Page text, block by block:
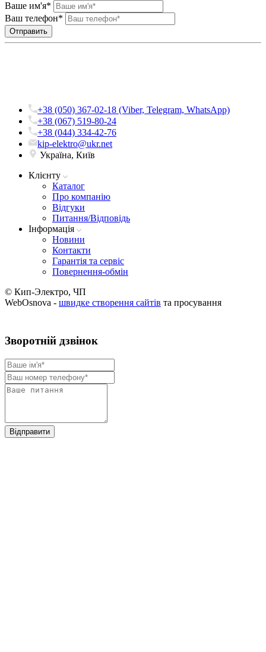
Ваше им'я*
Ваш телефон*
+38 (050) 367-02-18 (Viber, Telegram, WhatsApp)
+38 (067) 519-80-24
+38 (044) 334-42-76
kip-elektro@ukr.net
Україна, Київ
Клієнту
Каталог
Про компанію
Вiдгуки
Питання/Відповідь
Iнформацiя
Новини
Контакти
Гарантія та сервіс
Повернення-обмін
© Кип-Электро, ЧП
WebOsnova - швидке створення сайтів та просування
Зворотнiй дзвiнок